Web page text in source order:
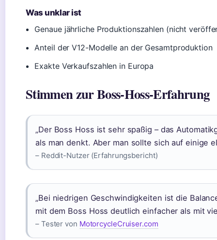
Was unklar ist
Genaue jährliche Produktionszahlen (nicht
Anteil der V12-Modelle an der Gesamtproduktion
Exakte Verkaufszahlen in Europa
Stimmen zur Boss-Hoss-Erfahrung
„Der Boss Hoss ist sehr spaßig – das
als man denkt. Aber man sollte sich auf einige
– Reddit-Nutzer (Erfahrungsbericht)
„Bei niedrigen Geschwindigkeiten ist die
mit dem Boss Hoss deutlich einfacher als mit
– Tester von MotorcycleCruiser.com